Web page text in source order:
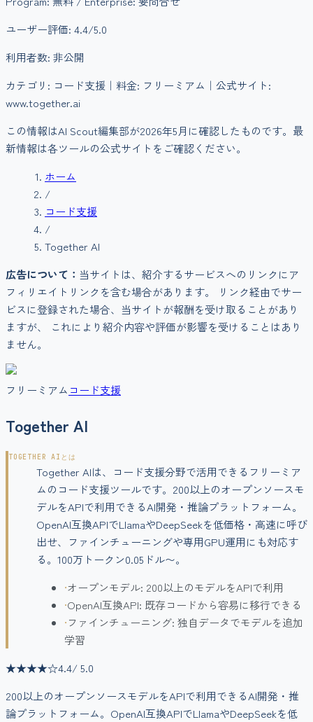
ユーザー評価: 4.4/5.0
利用者数: 非公開
カテゴリ: コード支援 ｜料金: フリーミアム ｜公式サイト:
www.together.ai
この情報はAI Scout編集部が2026年5月 に確認したものです。最
新情報は各ツールの公式サイトをご確認ください。
ホーム
/
コード支援
/
Together AI
広告について： 当サイトは、紹介するサービスへのリンクにア
フィリエイトリンクを含む場合があります。 リンク経由でサー
ビスに登録された場合、当サイトが報酬を受け取ることがあり
ますが、 これにより紹介内容や評価が影響を受けることはあり
ません。
フリーミアム コード支援
Together AI
TOGETHER AI とは
Together AIは、コード支援分野で活用できるフリーミア
ムのコード支援ツールです。200以上のオープンソースモ
デルをAPIで利用できるAI開発・推論プラットフォーム。
OpenAI互換APIでLlamaやDeepSeekを低価格・高速に呼び
出せ、ファインチューニングや専用GPU運用にも対応す
る。100万トークン0.05ドル〜。
•オープンモデル: 200以上のモデルをAPIで利用
•OpenAI互換API: 既存コードから容易に移行できる
•ファインチューニング: 独自データでモデルを追加
学習
★★★★☆4.4/ 5.0
200以上のオープンソースモデルをAPIで利用できるAI開発・推
論プラットフォーム。OpenAI互換APIでLlamaやDeepSeekを低